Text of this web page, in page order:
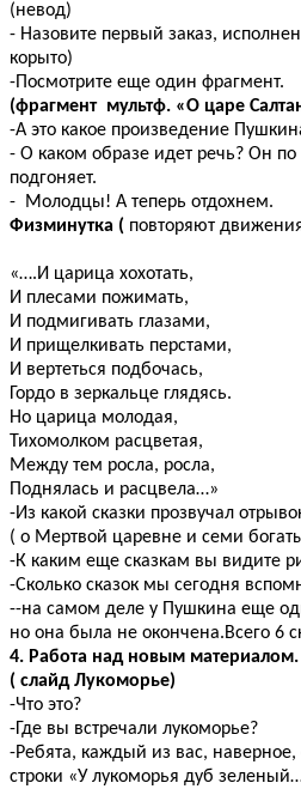
(невод)
- Назовите первый заказ,
корыто)
-Посмотрите еще один фрагмент.
(фрагмент мультф. «О царе
-А это какое произведение
- О каком образе идет речь? Он
подгоняет.
- Молодцы! А теперь отдохнем.
Физминутка ( повторяют
«….И царица хохотать,
И плесами пожимать,
И подмигивать глазами,
И прищелкивать перстами,
И вертеться подбочась,
Гордо в зеркальце глядясь.
Но царица молодая,
Тихомолком расцветая,
Между тем росла, росла,
Поднялась и расцвела…»
-Из какой сказки прозвучал
( о Мертвой царевне и семи
-К каким еще сказкам вы видите
-Сколько сказок мы сегодня
--на самом деле у Пушкина еще
но она была не окончена.Всего 6
4. Работа над новым материалом.
( слайд Лукоморье)
-Что это?
-Где вы встречали лукоморье?
-Ребята, каждый из вас, наверное,
строки «У лукоморья дуб